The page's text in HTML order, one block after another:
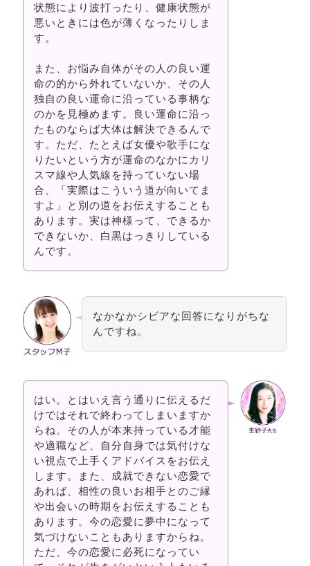
状態により波打ったり、健康状態が
悪いときには色が薄くなったりしま
す。
また、お悩み自体がその人の良い運
命の的から外れていないか、その人
独自の良い運命に沿っている事柄な
のかを見極めます。良い運命に沿っ
たものならば大体は解決できるんで
す。ただ、たとえば女優や歌手にな
りたいという方が運命のなかにカリ
スマ線や人気線を持っていない場
合、「実際はこういう道が向いてま
すよ」と別の道をお伝えすることも
あります。実は神様って、できるか
できないか、白黒はっきりしている
んです。
なかなかシビアな回答になりがちな
んですね。
はい。とはいえ言う通りに伝えるだ
けではそれで終わってしまいますか
らね。その人が本来持っている才能
や適職など、自分自身では気付けな
い視点で上手くアドバイスをお伝え
します。また、成就できない恋愛で
あれば、相性の良いお相手とのご縁
や出会いの時期をお伝えすることも
あります。今の恋愛に夢中になって
気づけないこともありますからね。
ただ、今の恋愛に必死になってい